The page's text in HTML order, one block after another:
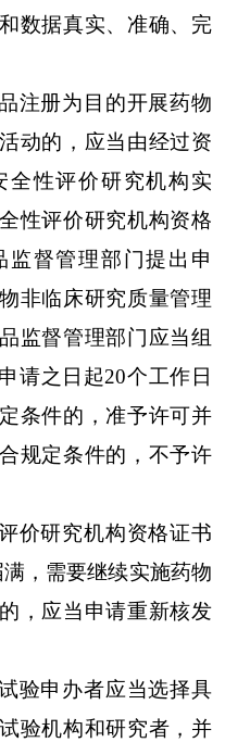
数据真实、准确、完
注册为目的开展药物
动的，应当由经过资
全性评价研究机构实
性评价研究机构资格
督管理部门提出申
非临床研究质量管理
监督管理部门应当组
请之日起20个工作日
条件的，准予许可并
规定条件的，不予许
价研究机构资格证书
，需要继续实施药物
，应当申请重新核发
验申办者应当选择具
验机构和研究者，并